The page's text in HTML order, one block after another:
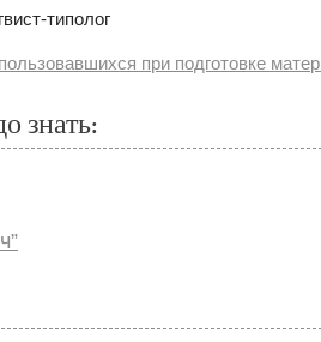
типолог
при подготовке
знать: